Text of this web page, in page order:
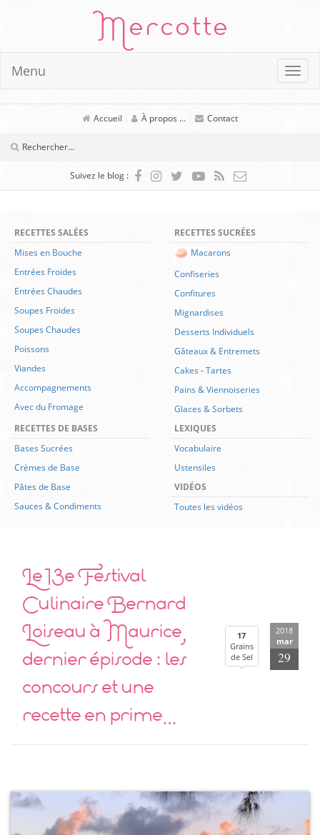
Mercotte
Menu
Accueil À propos ... Contact
Suivez le blog :
RECETTES SALÉES
Mises en Bouche
Entrées Froides
Entrées Chaudes
Soupes Froides
Soupes Chaudes
Poissons
Viandes
Accompagnements
Avec du Fromage
RECETTES SUCRÉES
Macarons
Confiseries
Confitures
Mignardises
Desserts Individuels
Gâteaux & Entremets
Cakes-Tartes
Pains & Viennoiseries
Glaces & Sorbets
RECETTES DE BASES
Bases Sucrées
Crèmes de Base
Pâtes de Base
Sauces & Condiments
LEXIQUES
Vocabulaire
Ustensiles
VIDÉOS
Toutes les vidéos
Le 13e Festival
Culinaire Bernard
Loiseau à Maurice,
dernier épisode : les
concours et une
recette en prime…
17
Grains
de Sel
2018
mar
29